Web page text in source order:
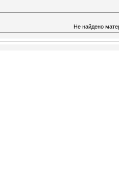
Не найдено